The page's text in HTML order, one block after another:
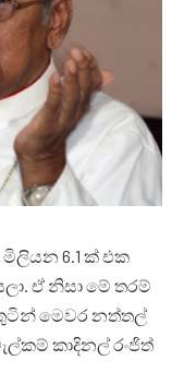
මිලියන 6.1 ක් එක
ඒ නිසා මේ තරම්
මෙවර නත්තල්
කාදිනල් රංජිත්